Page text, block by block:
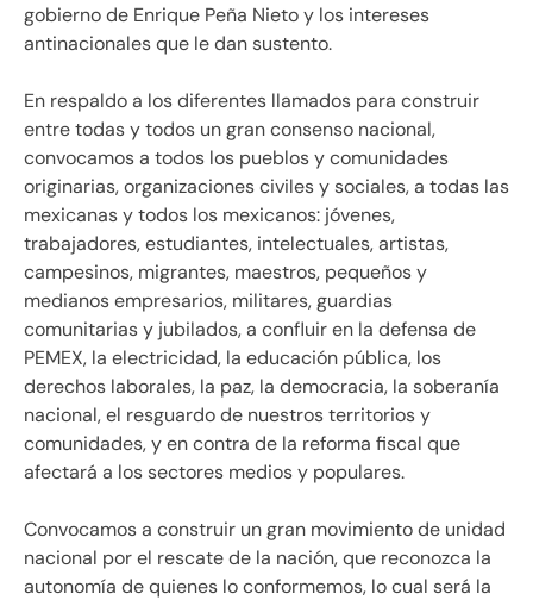
gobierno de Enrique Peña Nieto y los intereses
antinacionales que le dan sustento.
En respaldo a los diferentes llamados para construir
entre todas y todos un gran consenso nacional,
convocamos a todos los pueblos y comunidades
originarias, organizaciones civiles y sociales, a todas las
mexicanas y todos los mexicanos: jóvenes,
trabajadores, estudiantes, intelectuales, artistas,
campesinos, migrantes, maestros, pequeños y
medianos empresarios, militares, guardias
comunitarias y jubilados, a confluir en la defensa de
PEMEX, la electricidad, la educación pública, los
derechos laborales, la paz, la democracia, la soberanía
nacional, el resguardo de nuestros territorios y
comunidades, y en contra de la reforma fiscal que
afectará a los sectores medios y populares.
Convocamos a construir un gran movimiento de unidad
nacional por el rescate de la nación, que reconozca la
autonomía de quienes lo conformemos, lo cual será la